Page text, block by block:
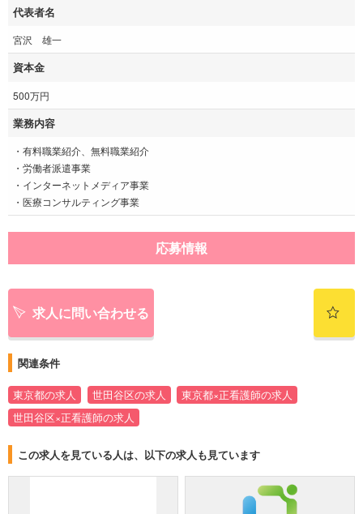
代表者名
宮沢 雄一
資本金
500万円
業務内容
・有料職業紹介、無料職業紹介
・労働者派遣事業
・インターネットメディア事業
・医療コンサルティング事業
応募情報
求人に問い合わせる
関連条件
東京都の求人 世田谷区の求人
東京都×正看護師の求人
世田谷区×正看護師の求人
この求人を見ている人は、以下の求人も見ています